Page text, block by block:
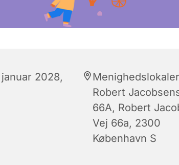
2028,
Robert
66A, Robert
Vej 66a, 2300
København S